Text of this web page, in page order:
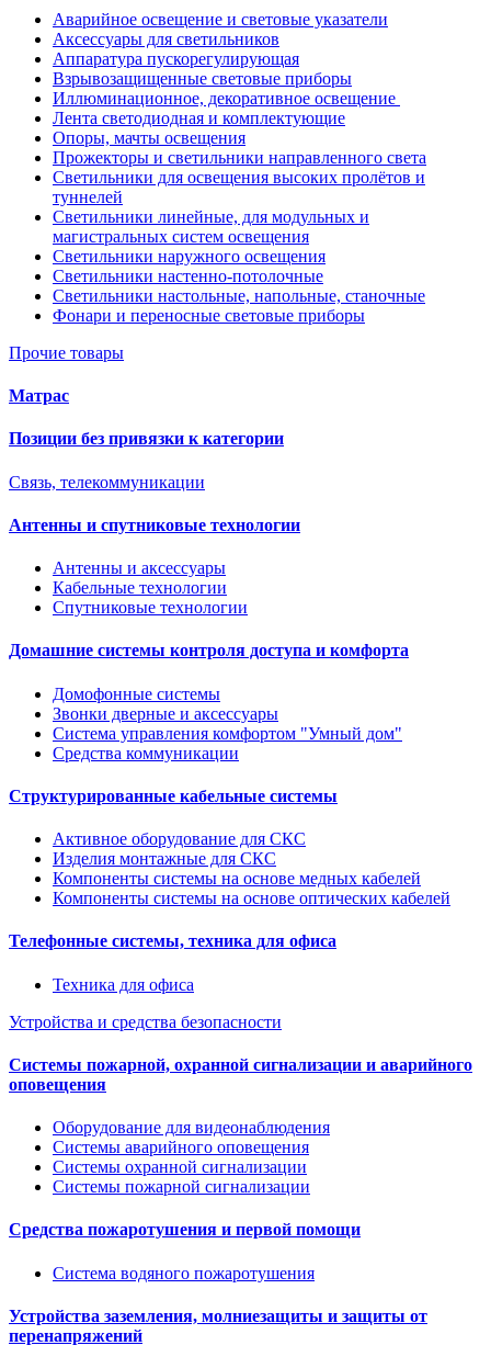
Аварийное освещение и световые указатели
Аксессуары для светильников
Аппаратура пускорегулирующая
Взрывозащищенные световые приборы
Иллюминационное, декоративное освещение
Лента светодиодная и комплектующие
Опоры, мачты освещения
Прожекторы и светильники направленного света
Светильники для освещения высоких пролётов и
туннелей
Светильники линейные, для модульных и
магистральных систем освещения
Светильники наружного освещения
Светильники настенно-потолочные
Светильники настольные, напольные, станочные
Фонари и переносные световые приборы
Прочие товары
Матрас
Позиции без привязки к категории
Связь, телекоммуникации
Антенны и спутниковые технологии
Антенны и аксессуары
Кабельные технологии
Спутниковые технологии
Домашние системы контроля доступа и комфорта
Домофонные системы
Звонки дверные и аксессуары
Система управления комфортом "Умный дом"
Средства коммуникации
Структурированные кабельные системы
Активное оборудование для СКС
Изделия монтажные для СКС
Компоненты системы на основе медных кабелей
Компоненты системы на основе оптических кабелей
Телефонные системы, техника для офиса
Техника для офиса
Устройства и средства безопасности
Системы пожарной, охранной сигнализации и аварийного
оповещения
Оборудование для видеонаблюдения
Системы аварийного оповещения
Системы охранной сигнализации
Системы пожарной сигнализации
Средства пожаротушения и первой помощи
Система водяного пожаротушения
Устройства заземления, молниезащиты и защиты от
перенапряжений